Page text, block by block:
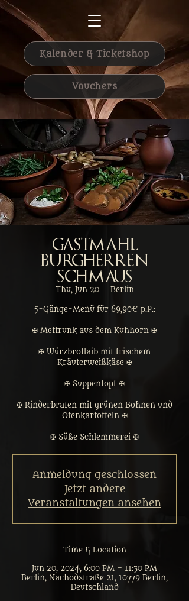
Vouchers
Kalender & Ticketshop
Gastmahl
Burgherren
Schmaus
Thu, Jun 20
  |
Berlin
5-Gänge-Menü für 69,90€ p.P.:
✠ Mettrunk aus dem Kuhhorn ✠
✠ Würzbrotlaib mit frischem
Kräuterweißkäse ✠
✠ Suppentopf ✠
✠ Rinderbraten mit grünen Bohnen und
Ofenkartoffeln ✠
✠ Süße Schlemmerei ✠
Anmeldung geschlossen
Jetzt andere
Veranstaltungen ansehen
Time & Location
Jun 20, 2024, 6:00 PM – 11:30 PM
Berlin, Nachodstraße 21, 10779 Berlin,
Deutschland